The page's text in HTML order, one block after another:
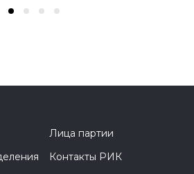
Лица партии
Контакты РИК